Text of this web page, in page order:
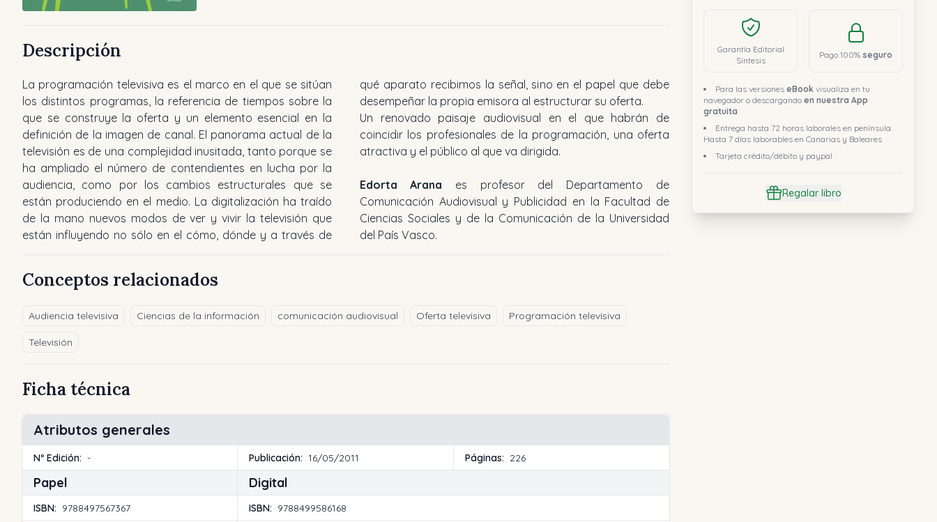
Garantía Editorial
Síntesis
Pago 100% seguro
Para las versiones eBook visualiza en tu
navegador o descargando en nuestra App
gratuita
Entrega hasta 72 horas laborales en península.
Hasta 7 días laborables en Canarias y Baleares
Tarjeta crédito/débito y paypal
Regalar libro
Descripción
La programación televisiva es el marco en el que se sitúan
los distintos programas, la referencia de tiempos sobre la
que se construye la oferta y un elemento esencial en la
definición de la imagen de canal. El panorama actual de la
televisión es de una complejidad inusitada, tanto porque se
ha ampliado el número de contendientes en lucha por la
audiencia, como por los cambios estructurales que se
están produciendo en el medio. La digitalización ha traído
de la mano nuevos modos de ver y vivir la televisión que
están influyendo no sólo en el cómo, dónde y a través de
qué aparato recibimos la señal, sino en el papel que debe
desempeñar la propia emisora al estructurar su oferta.
Un renovado paisaje audiovisual en el que habrán de
coincidir los profesionales de la programación, una oferta
atractiva y el público al que va dirigida.
Edorta Arana es profesor del Departamento de
Comunicación Audiovisual y Publicidad en la Facultad de
Ciencias Sociales y de la Comunicación de la Universidad
del País Vasco.
Conceptos relacionados
Audiencia televisiva Ciencias de la información comunicación audiovisual Oferta televisiva Programación televisiva
Televisión
Ficha técnica
Atributos generales
Nº Edición: - Publicación: 16/05/2011 Páginas: 226
Papel
ISBN: 9788497567367
Digital
ISBN: 9788499586168